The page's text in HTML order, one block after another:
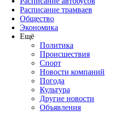
Расписание трамваев
Общество
Экономика
Ещё
Политика
Проиcшествия
Спорт
Новости компаний
Погода
Культура
Другие новости
Объявления